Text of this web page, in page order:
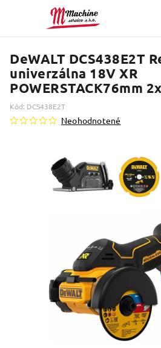
DeWALT DCS438E2T
univerzálna 18V XR
POWERSTACK76mm
Kód: DCS438E2T
Neohodnotené